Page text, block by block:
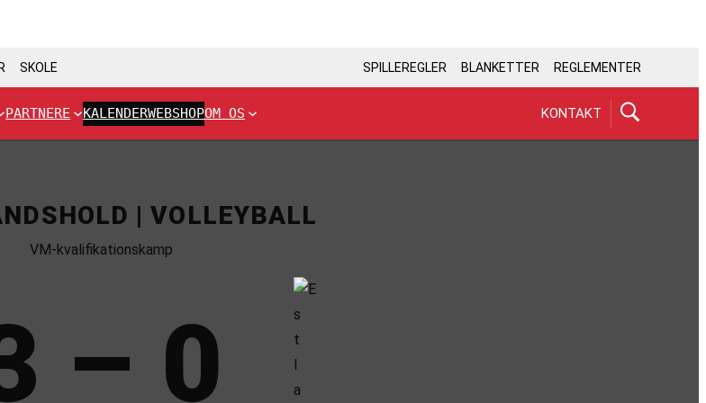
SKOLE SPILLEREGLER BLANKETTER REGLEMENTER
PARTNERE KALENDERWEBSHOPOM OS KONTAKT
| VOLLEYBALL
VM-kvalifikationskamp
– 0